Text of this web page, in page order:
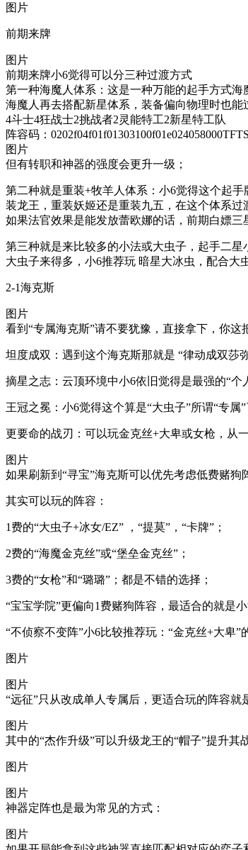
图片
前期来牌
图片
前期来牌小6觉得可以分三种过渡方式
第一种海魔人体系：这是一种万能的起手方式
海魔人再去搭配新星体系，装备偏向物理时也能
4斗士4狂战士2挑战者2灵能特工2新星特工队
阵容码：
图片
但有转职和神器的强度会更升一级；
第二种就是重装+牧羊人体系：小6觉得这个起
装龙王，重装妖姬还是重装九五，在这个体系过
如果法官效果是能发放蕾欧娜的话，前期白嫖三
第三种就是来比较多的小法或大虫子，起手二
大虫子来得多，小6推荐玩 暗星大冰虫，配合大
2-1海克斯
图片
看到“专属海克斯”请不要犹豫，直接拿下，你这
坦度成双：遇到这个海克斯那就是 “律动成双莎
摘星之志：云顶环境中小6依旧觉得是最强的“
王冠之冕：小6觉得这个算是“大虫子”所谓“专
更要命的战刃：可以玩金克丝+大卑或女枪，从
图片
如果刷新到“寻宝”海克斯可以优先考虑低费赌
其实可以玩的阵容：
1费的“大虫子+冰女/EZ” ，“提莫”，“卡牌”；
2费的“海魔金克丝”或“堡垒金克丝”；
3费的“女枪”和“璐璐”；都是不错的选择；
“宝宝学院”更偏向1费赌狗阵容，最适合的就是小
“不侦察不变阵”小6比较推荐玩：“金克丝+大卑”
图片
图片
“远征”只从改成单人专属后，更适合玩的阵容
图片
其中的“杰作升级”可以升级龙王的“帽子”提升其
图片
图片
神器定阵也是最为常见的方式：
图片